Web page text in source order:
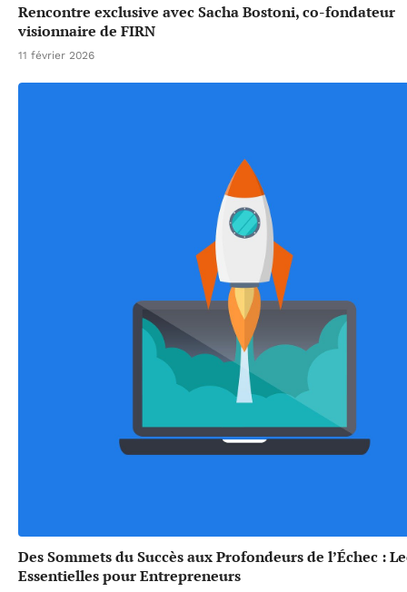
Rencontre exclusive avec Sacha Bostoni, co-fondateur
visionnaire de FIRN
11 février 2026
Des Sommets du Succès aux Profondeurs de l’Échec :
Essentielles pour Entrepreneurs